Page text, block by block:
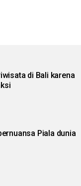
di Bali karena
Piala dunia